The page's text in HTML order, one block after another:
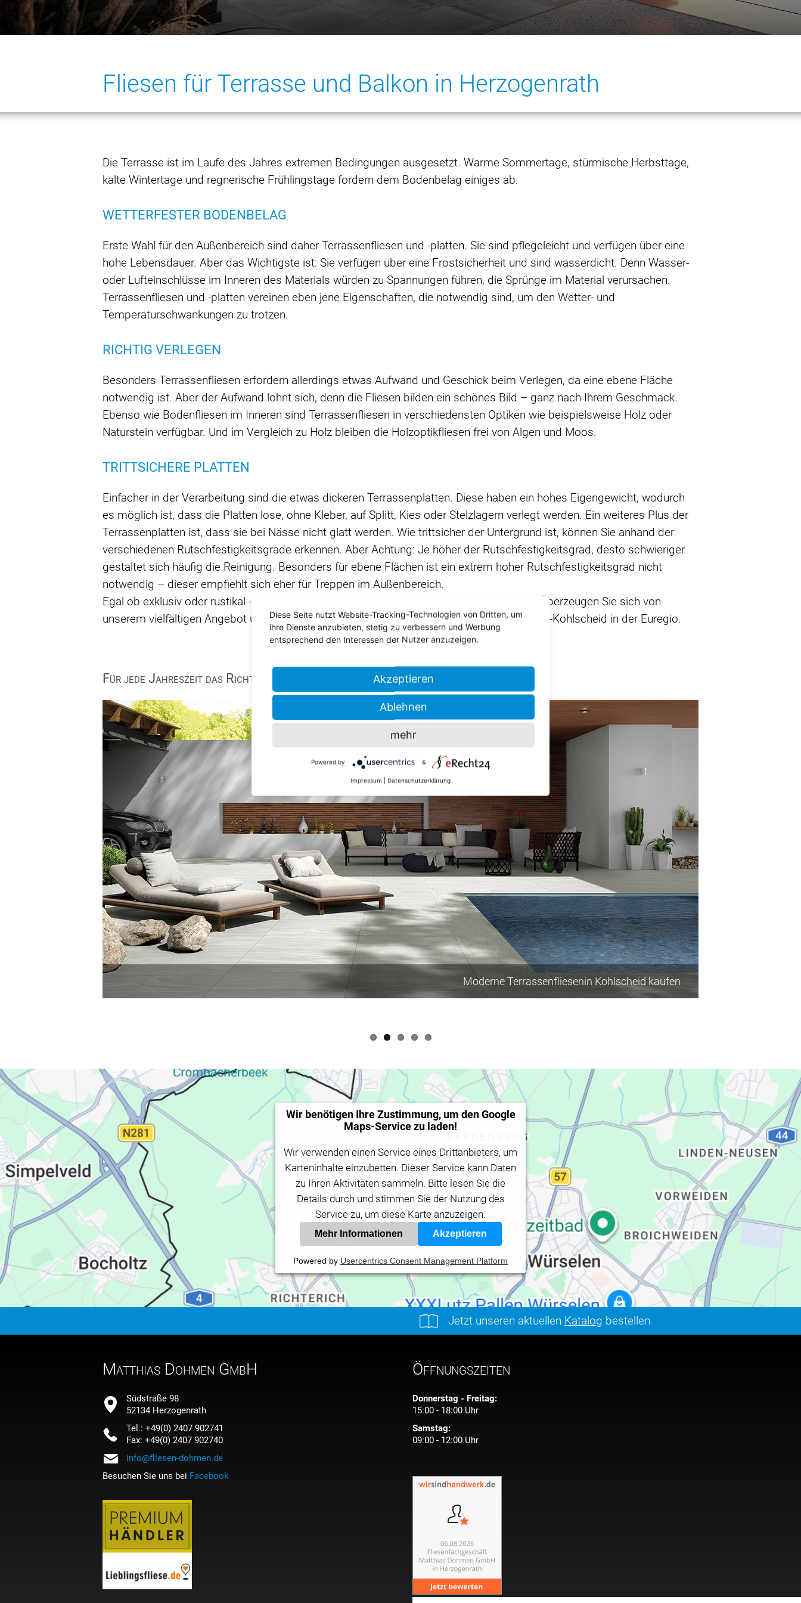
Fliesen für Terrasse und Balkon in Herzogenrath
Die Terrasse ist im Laufe des Jahres extremen Bedingungen ausgesetzt. Warme Sommertage, stürmische Herbsttage,
kalte Wintertage und regnerische Frühlingstage fordern dem Bodenbelag einiges ab.
WETTERFESTER BODENBELAG
Erste Wahl für den Außenbereich sind daher Terrassenfliesen und -platten. Sie sind pflegeleicht und verfügen über eine
hohe Lebensdauer. Aber das Wichtigste ist: Sie verfügen über eine Frostsicherheit und sind wasserdicht. Denn Wasser-
oder Lufteinschlüsse im Inneren des Materials würden zu Spannungen führen, die Sprünge im Material verursachen.
Terrassenfliesen und -platten vereinen eben jene Eigenschaften, die notwendig sind, um den Wetter- und
Temperaturschwankungen zu trotzen.
RICHTIG VERLEGEN
Besonders Terrassenfliesen erfordern allerdings etwas Aufwand und Geschick beim Verlegen, da eine ebene Fläche
notwendig ist. Aber der Aufwand lohnt sich, denn die Fliesen bilden ein schönes Bild – ganz nach Ihrem Geschmack.
Ebenso wie Bodenfliesen im Inneren sind Terrassenfliesen in verschiedensten Optiken wie beispielsweise Holz oder
Naturstein verfügbar. Und im Vergleich zu Holz bleiben die Holzoptikfliesen frei von Algen und Moos.
TRITTSICHERE PLATTEN
Einfacher in der Verarbeitung sind die etwas dickeren Terrassenplatten. Diese haben ein hohes Eigengewicht, wodurch
es möglich ist, dass die Platten lose, ohne Kleber, auf Splitt, Kies oder Stelzlagern verlegt werden. Ein weiteres Plus der
Terrassenplatten ist, dass sie bei Nässe nicht glatt werden. Wie trittsicher der Untergrund ist, können Sie anhand der
verschiedenen Rutschfestigkeitsgrade erkennen. Aber Achtung: Je höher der Rutschfestigkeitsgrad, desto schwieriger
gestaltet sich häufig die Reinigung. Besonders für ebene Flächen ist ein extrem hoher Rutschfestigkeitsgrad nicht
notwendig – dieser empfiehlt sich eher für Treppen im Außenbereich.
Egal ob exklusiv oder rustikal - Fliesen Dohmen hat die passende Terrassenfliese für Sie! Überzeugen Sie sich von
unserem vielfältigen Angebot und besuchen Sie unsereFliesenausstellungin Herzogenrath-Kohlscheid in der Euregio.
Für jede Jahreszeit das Richtige
Moderne Terrassenfliesenin Kohlscheid kaufen
Wir benötigen Ihre Zustimmung, um den Google
Maps-Service zu laden!
Wir verwenden einen Service eines Drittanbieters, um
Karteninhalte einzubetten. Dieser Service kann Daten
zu Ihren Aktivitäten sammeln. Bitte lesen Sie die
Details durch und stimmen Sie der Nutzung des
Service zu, um diese Karte anzuzeigen.
Mehr Informationen Akzeptieren
Powered by Usercentrics Consent Management Platform
Jetzt unseren aktuellen Katalog bestellen
Matthias Dohmen GmbH
Südstraße 98
52134 Herzogenrath
Tel.: +49(0) 2407 902741
Fax: +49(0) 2407 902740
info@fliesen-dohmen.de
Besuchen Sie uns bei Facebook
Öffnungszeiten
Donnerstag - Freitag:
15:00 - 18:00 Uhr
Samstag:
09:00 - 12:00 Uhr
Diese Seite nutzt Website-Tracking-Technologien von Dritten, um
ihre Dienste anzubieten, stetig zu verbessern und Werbung
entsprechend den Interessen der Nutzer anzuzeigen.
Akzeptieren
Ablehnen
mehr
Powered by &
Impressum Datenschutzerklärung